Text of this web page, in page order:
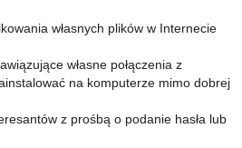
własnych plików w Internecie
własne połączenia z
na komputerze mimo dobrej
z prośbą o podanie hasła lub